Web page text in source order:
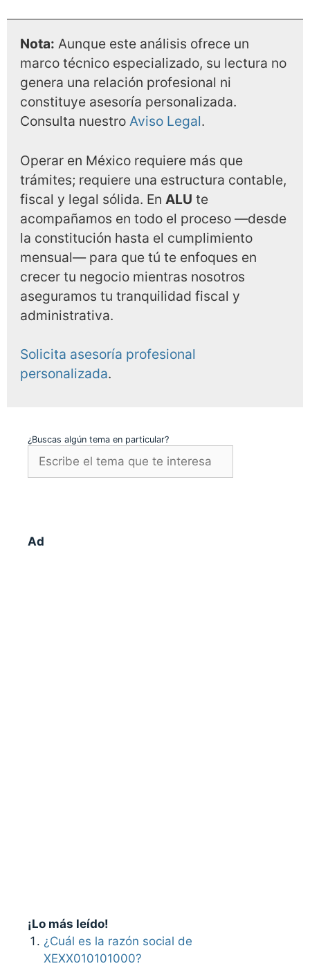
Nota: Aunque este análisis ofrece un
marco técnico especializado, su lectura no
genera una relación profesional ni
constituye asesoría personalizada.
Consulta nuestroAviso Legal.
Operar en México requiere más que
trámites; requiere una estructura contable,
fiscal y legal sólida. En ALU te
acompañamos en todo el proceso —desde
la constitución hasta el cumplimiento
mensual— para que tú te enfoques en
crecer tu negocio mientras nosotros
aseguramos tu tranquilidad fiscal y
administrativa.
Solicita asesoría profesional
personalizada.
¿Buscas algún tema en particular?
Ad
¡Lo más leído!
¿Cuál es la razón social de
XEXX010101000?